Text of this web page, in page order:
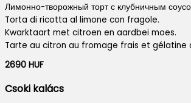
Лимонно-творожный торт с клубничным
Torta di ricotta al limone con fragole.
Kwarktaart met citroen en aardbei moes.
Tarte au citron au fromage frais et gélatine
2690 HUF
Csoki kalács